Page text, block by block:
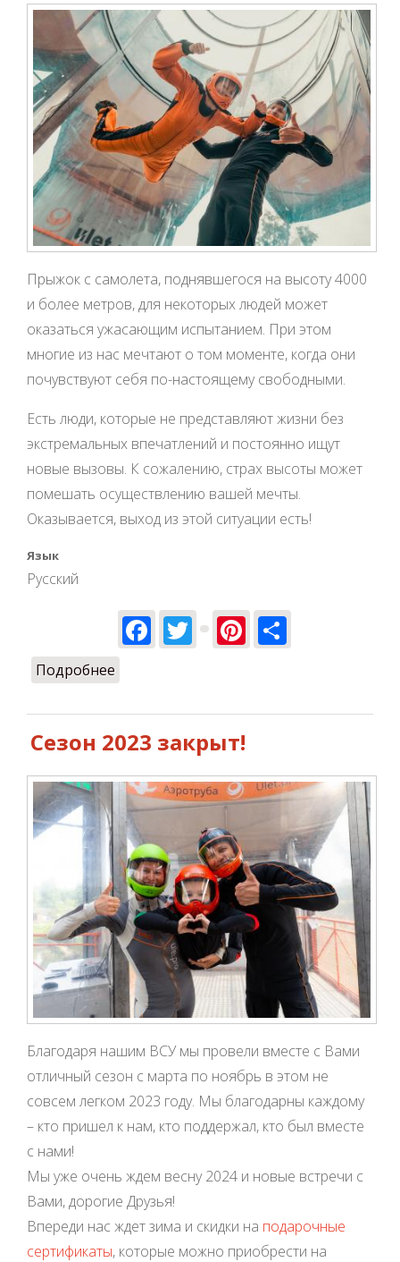
Прыжок с самолета, поднявшегося на высоту 4000
и более метров, для некоторых людей может
оказаться ужасающим испытанием. При этом
многие из нас мечтают о том моменте, когда они
почувствуют себя по-настоящему свободными.
Есть люди, которые не представляют жизни без
экстремальных впечатлений и постоянно ищут
новые вызовы. К сожалению, страх высоты может
помешать осуществлению вашей мечты.
Оказывается, выход из этой ситуации есть!
Язык
Русский
Facebook
TwitterPinterest
Подробнее
Сезон 2023 закрыт!
Благодаря нашим ВСУ мы провели вместе с Вами
отличный сезон с марта по ноябрь в этом не
совсем легком 2023 году. Мы благодарны каждому
– кто пришел к нам, кто поддержал, кто был вместе
с нами!
Мы уже очень ждем весну 2024 и новые встречи с
Вами, дорогие Друзья!
Впереди нас ждет зима и скидки на подарочные
сертификаты, которые можно приобрести на